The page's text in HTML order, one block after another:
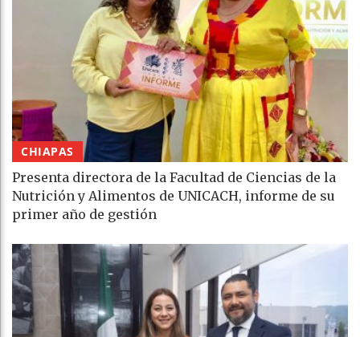
CHIAPAS
Presenta directora de la Facultad de Ciencias de la
Nutrición y Alimentos de UNICACH, informe de su
primer año de gestión